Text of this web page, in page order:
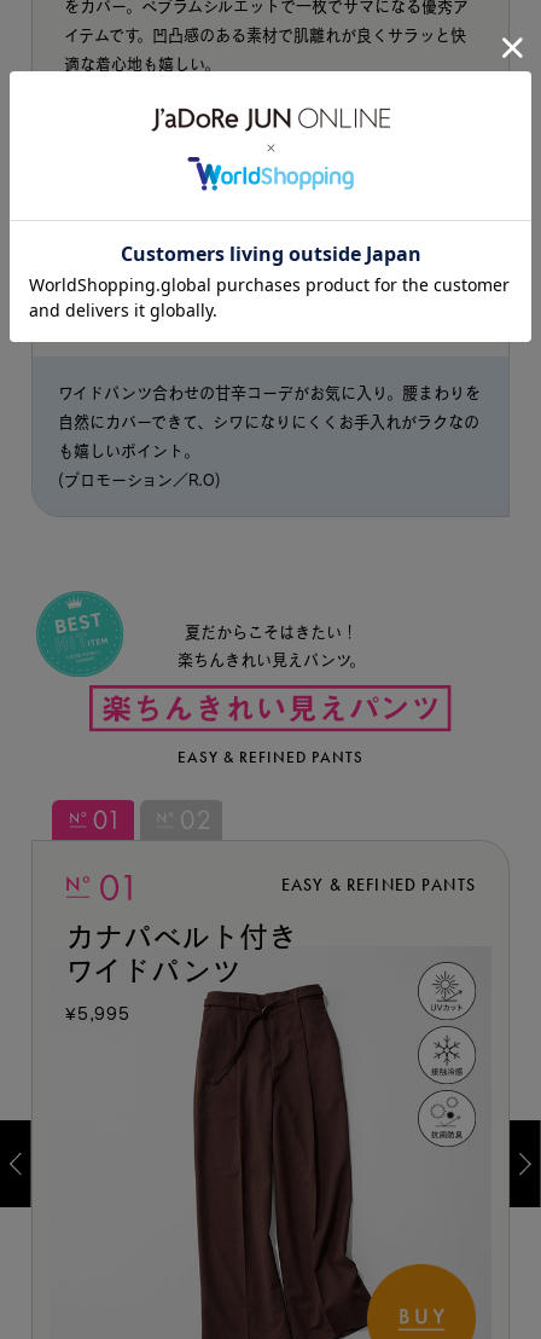
をカバー。ペプラムシルエットで一枚でサマになる優秀ア
イテムです。凹凸感のある素材で肌離れが良くサラッと快
適な着心地も嬉しい。
USER REVIEW
昨年購入し、今年も販売されるのを待っていました。色合い
も爽やかで、毎日のように着ています。
STAFF VOICE
ワイドパンツ合わせの甘辛コーデがお気に入り。腰まわりを
自然にカバーできて、シワになりにくくお手入れがラクなの
も嬉しいポイント。
(プロモーション／R.O)
夏だからこそはきたい！
楽ちんきれい見えパンツ。
EASY & REFINED PANTS
EASY & REFINED PANTS
カナパベルト付き
ワイドパンツ
¥5,995